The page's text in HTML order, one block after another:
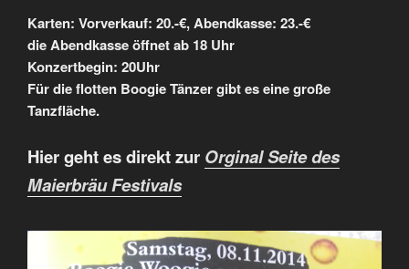
Karten: Vorverkauf: 20.-€, Abendkasse: 23.-€
die Abendkasse öffnet ab 18 Uhr
Konzertbegin: 20Uhr
Für die flotten Boogie Tänzer gibt es eine große
Tanzfläche.
Hier geht es direkt zur Orginal Seite des
Maierbräu Festivals